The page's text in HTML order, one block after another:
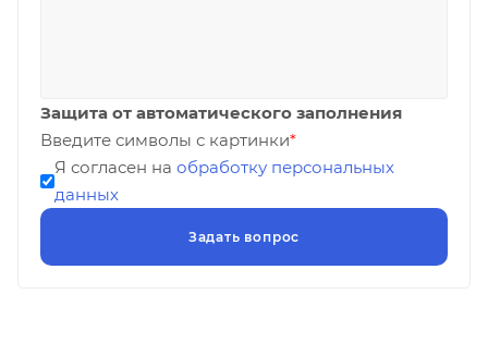
Защита от автоматического заполнения
Введите символы с картинки*
Я согласен на обработку персональных
данных